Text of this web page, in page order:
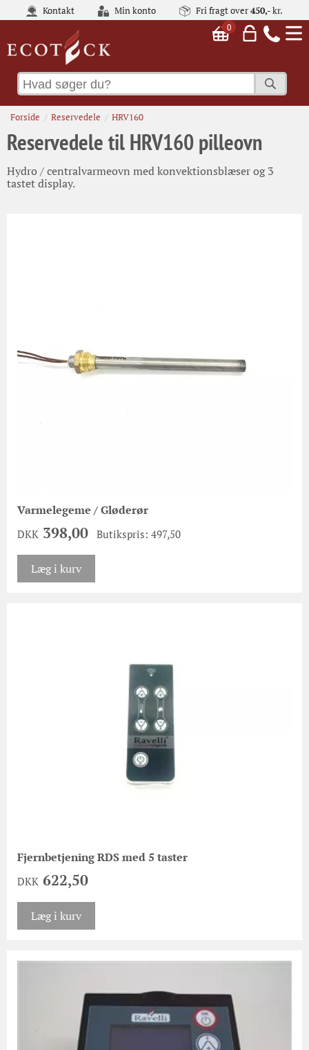
Kontakt Min konto Fri fragt over450,-kr.
0
Forside Reservedele HRV160
Reservedele til HRV160 pilleovn
Hydro / centralvarmeovn med konvektionsblæser og 3
tastet display.
Varmelegeme / Gløderør
DKK 398,00 Butikspris: 497,50
Læg i kurv
Fjernbetjening RDS med 5 taster
DKK 622,50
Læg i kurv